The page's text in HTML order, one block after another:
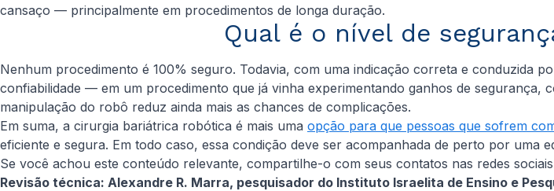
cansaço — principalmente em procedimentos de longa duração.
Qual é o nível de
Nenhum procedimento é 100% seguro. Todavia, com uma indicação correta e conduzida
confiabilidade — em um procedimento que já vinha experimentando ganhos de
manipulação do robô reduz ainda mais as chances de complicações.
Em suma, a cirurgia bariátrica robótica é mais uma opção para que pessoas que sofrem
eficiente e segura. Em todo caso, essa condição deve ser acompanhada de perto por uma
Se você achou este conteúdo relevante, compartilhe-o com seus contatos nas redes
Revisão técnica: Alexandre R. Marra, pesquisador do Instituto Israelita de Ensino e